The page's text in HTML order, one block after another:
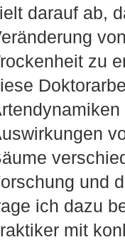
darauf ab,
zu
und
ich dazu
mit